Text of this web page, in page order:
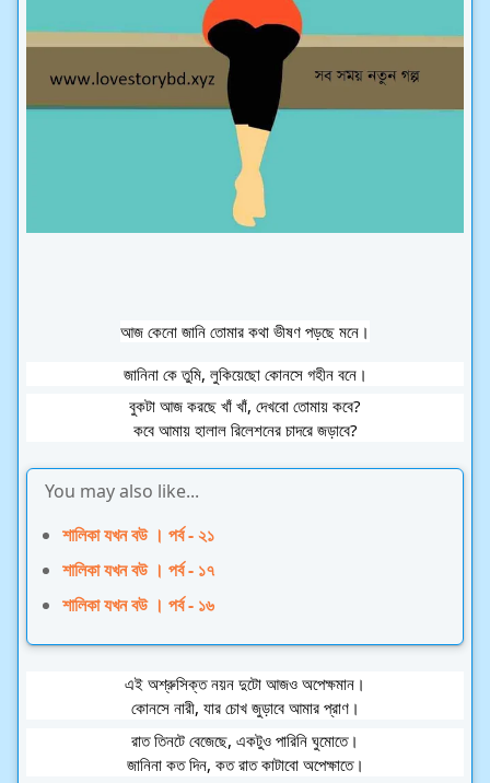
আজ কেনো জানি তোমার কথা ভীষণ পড়ছে মনে।
জানিনা কে তুমি, লুকিয়েছো কোনসে গহীন বনে।
বুকটা আজ করছে খাঁ খাঁ, দেখবো তোমায় কবে?
কবে আমায় হালাল রিলেশনের চাদরে জড়াবে?
You may also like...
শালিকা যখন বউ । পর্ব - ২১
শালিকা যখন বউ । পর্ব - ১৭
শালিকা যখন বউ । পর্ব - ১৬
এই অশ্রুসিক্ত নয়ন দুটো আজও অপেক্ষমান।
কোনসে নারী, যার চোখ জুড়াবে আমার প্রাণ।
রাত তিনটে বেজেছে, একটুও পারিনি ঘুমোতে।
জানিনা কত দিন, কত রাত কাটাবো অপেক্ষাতে।